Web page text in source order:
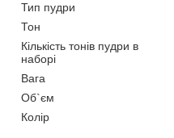
Тип пудри
Тон
Кількість тонів пудри в
наборі
Вага
Об`єм
Колір